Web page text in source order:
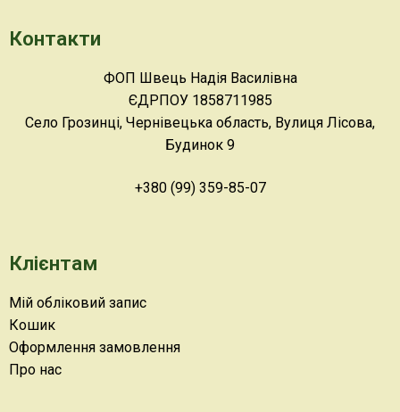
Контакти
ФОП Швець Надія Василівна
ЄДРПОУ 1858711985
Село Грозинці, Чернівецька область, Вулиця Лісова,
Будинок 9
+380 (99) 359-85-07
Клієнтам
Мій обліковий запис
Кошик
Оформлення замовлення
Про нас